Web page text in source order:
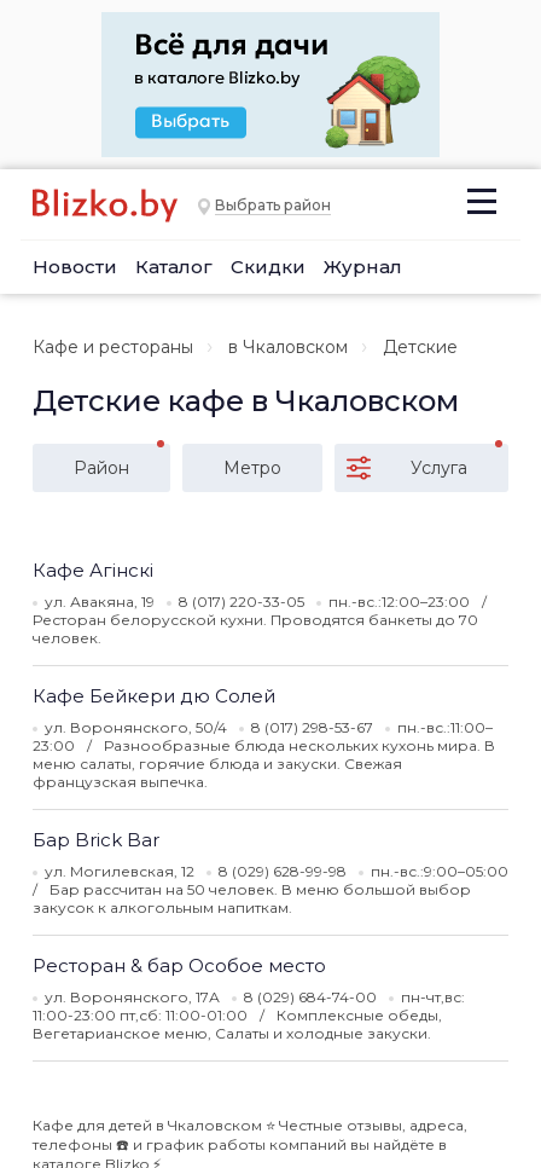
Выбрать район
Новости Каталог Скидки Журнал
Кафе и рестораны в Чкаловском Детские
Детские кафе в Чкаловском
Район Метро Услуга
Кафе Агiнскi
ул. Авакяна, 19 8 (017) 220-33-05
пн.-вс.:12:00–23:00
Ресторан белорусской кухни. Проводятся банкеты до 70
человек.
Кафе Бейкери дю Солей
ул. Воронянского, 50/4 8 (017) 298-53-67
пн.-вс.:11:00–
23:00
Разнообразные блюда нескольких кухонь мира. В
меню салаты, горячие блюда и закуски. Свежая
французская выпечка.
Бар Brick Bar
ул. Могилевская, 12 8 (029) 628-99-98
пн.-вс.:9:00–05:00
Бар рассчитан на 50 человек. В меню большой выбор
закусок к алкогольным напиткам.
Ресторан & бар Особое место
ул. Воронянского, 17А 8 (029) 684-74-00
пн-чт,вс:
11:00-23:00 пт,сб: 11:00-01:00
Комплексные обеды,
Вегетарианское меню, Салаты и холодные закуски.
Кафе для детей в Чкаловском ⭐️ Честные отзывы, адреса,
телефоны ☎️ и график работы компаний вы найдёте в
каталоге Blizko ⚡️